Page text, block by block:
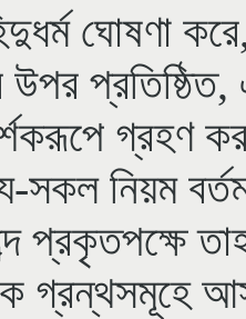
ঘোষণা
গ্রহণ
সকল নিয়ম
প্রকৃতপক্ষে
গ্রন্থসমূহে